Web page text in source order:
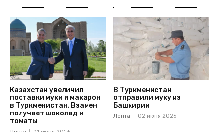
Казахстан увеличил
поставки муки и макарон
в Туркменистан. Взамен
получает шоколад и
томаты
В Туркменистан
отправили муку из
Башкирии
Лента 02 июня 2026